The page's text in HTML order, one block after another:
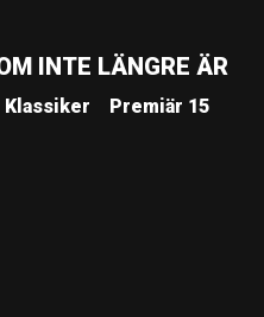
INTE LÄNGRE ÄR
Klassiker
Premiär 15